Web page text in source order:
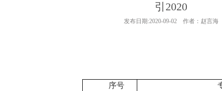
引2020
发布日期:2020-09-02 作者：赵言海
序号